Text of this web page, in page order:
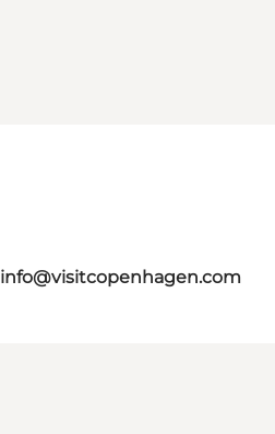
info@visitcopenhagen.com